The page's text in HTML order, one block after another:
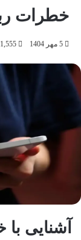
خطرات
5 مهر 1404 1,555
آشنایی